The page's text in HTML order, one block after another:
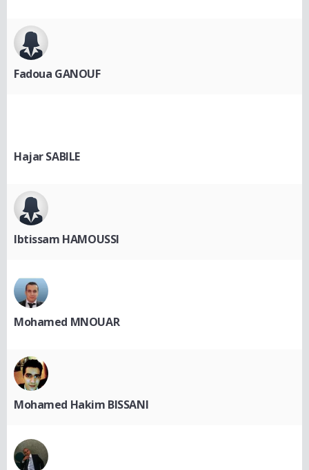
Fadoua GANOUF
Hajar SABILE
Ibtissam HAMOUSSI
Mohamed MNOUAR
Mohamed Hakim BISSANI